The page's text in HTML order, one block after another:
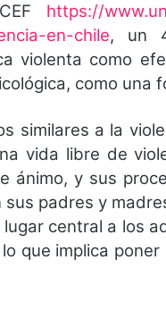
https://
en-chile, un
violenta como
como una
similares a la
vida libre de
ánimo, y sus
padres y
central a los
que implica